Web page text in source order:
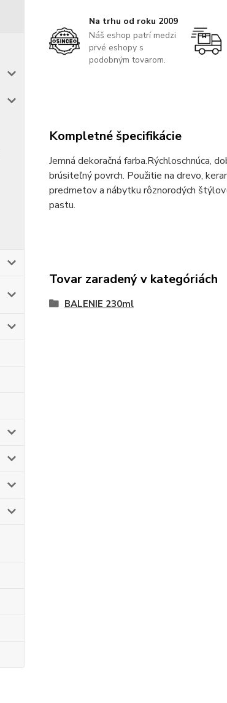
Na trhu od roku 2009
Náš eshop patrí medzi
prvé eshopy s
podobným tovarom.
Kompletné špecifikácie
Jemná dekoračná farba.Rýchloschnúca,
brúsiteľný povrch. Použitie na drevo,
predmetov a nábytku rôznorodých
pastu.
Tovar zaradený v kategóriách
BALENIE 230ml